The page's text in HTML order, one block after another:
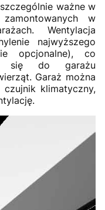
ważne w
w
Wentylacja
najwyższego
opcjonalne), co
się do garażu
Garaż można
klimatyczny,